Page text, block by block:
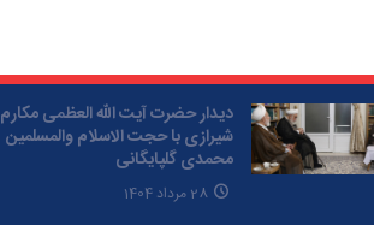
دیدار حضرت آیت الله العظمی مکارم
شیرازی با حجت الاسلام والمسلمین
محمدی گلپایگانی
28 مرداد 1404